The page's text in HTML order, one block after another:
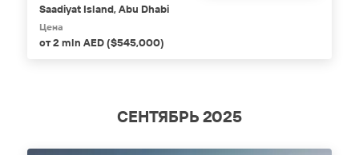
Saadiyat Island, Abu Dhabi
Цена
от 2 mln AED ($545,000)
СЕНТЯБРЬ 2025